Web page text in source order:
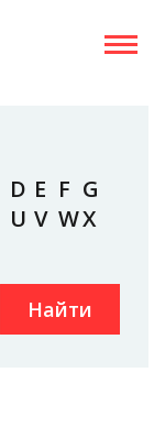
D E F G
U V WX
Найти